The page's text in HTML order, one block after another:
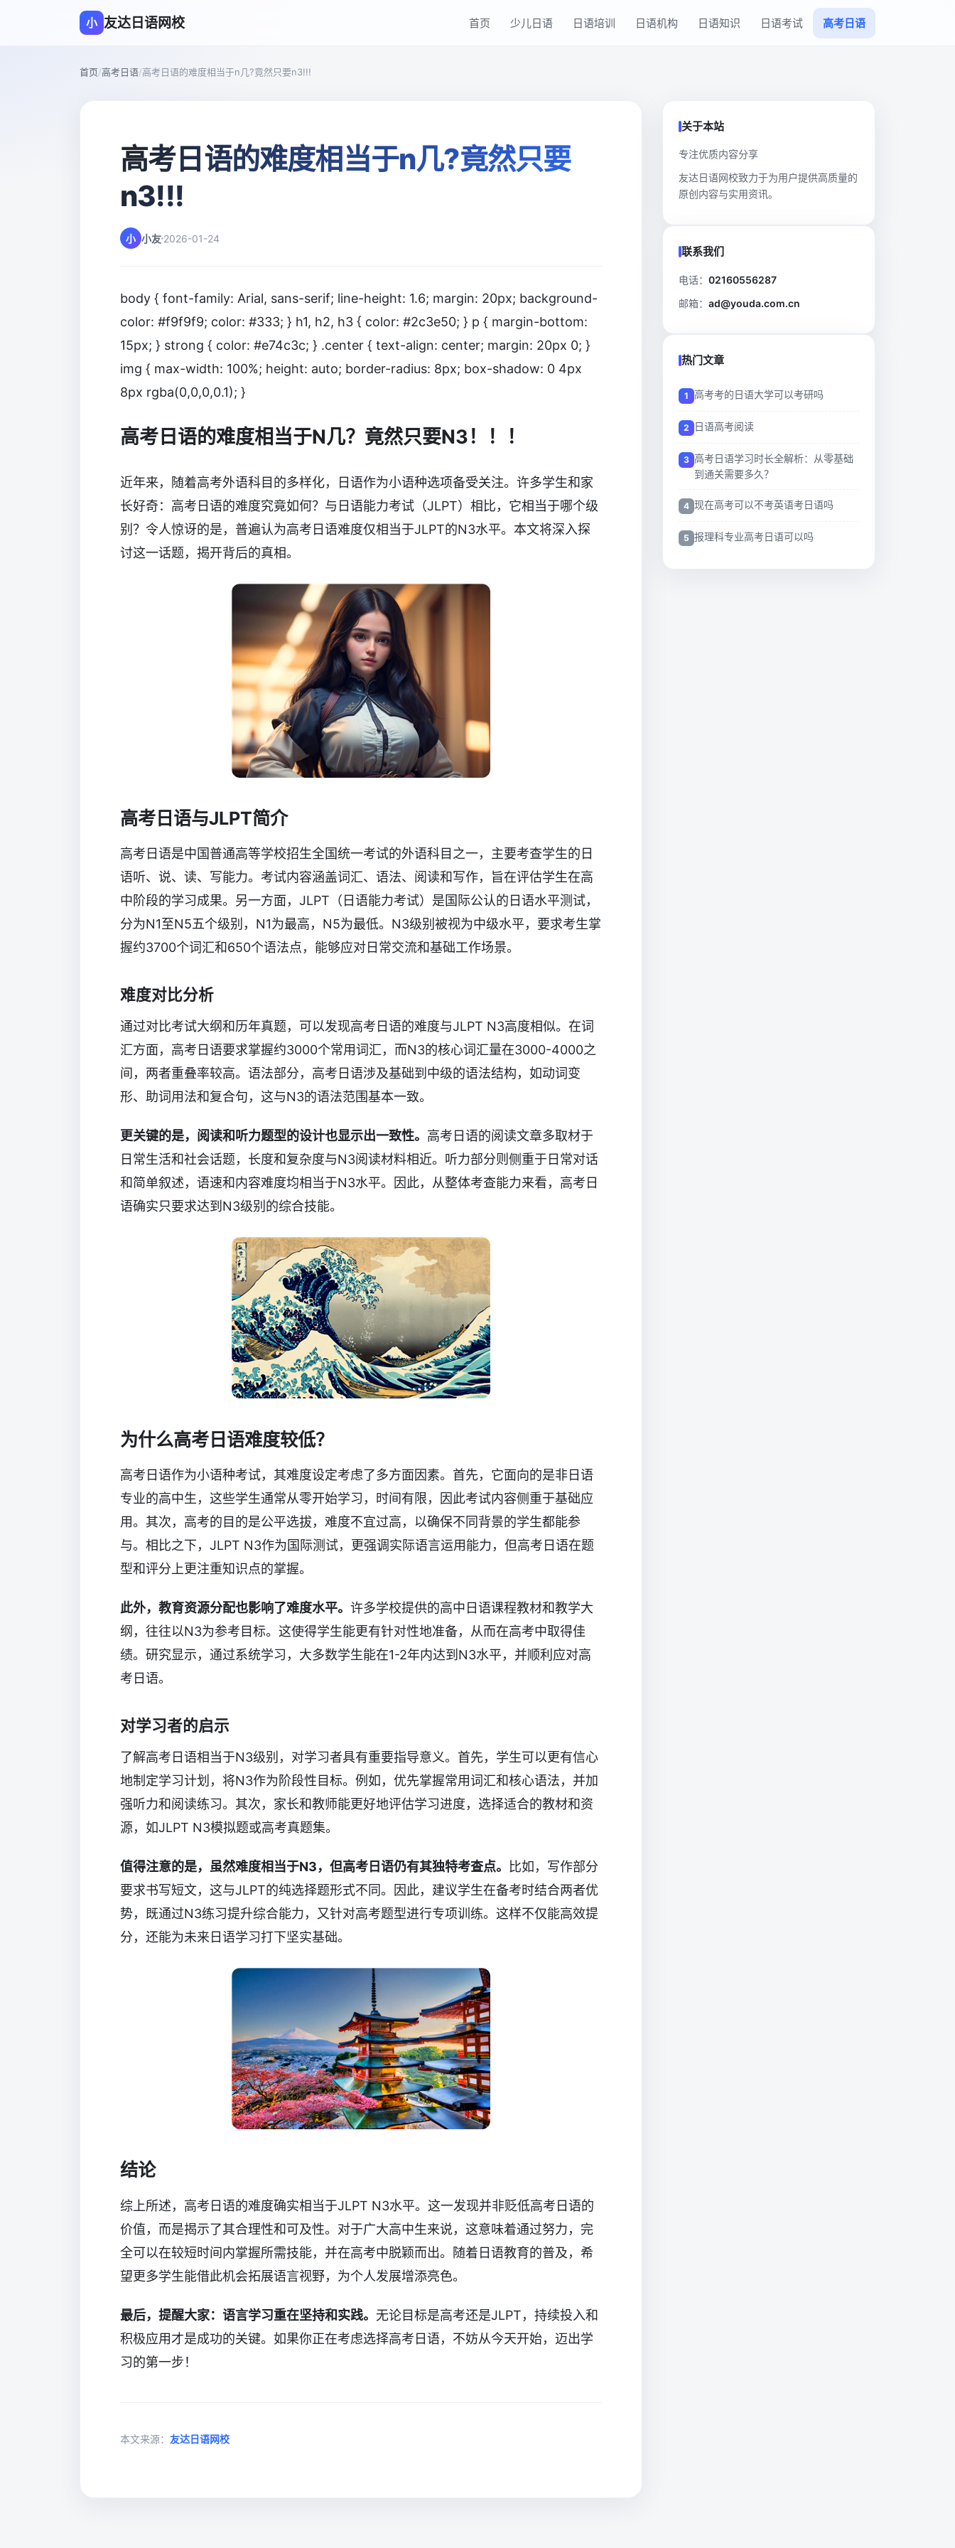
小 友达日语网校 首页 少儿日语 日语培训 日语机构 日语知识 日语考试 高考日语
首页/高考日语/高考日语的难度相当于n几?竟然只要n3!!!
高考日语的难度相当于n几?竟然只要
n3!!!
小 小友 2026-01-24
body { font-family: Arial, sans-serif; line-height: 1.6; margin: 20px; background-
color: #f9f9f9; color: #333; } h1, h2, h3 { color: #2c3e50; } p { margin-bottom:
15px; } strong { color: #e74c3c; } .center { text-align: center; margin: 20px 0; }
img { max-width: 100%; height: auto; border-radius: 8px; box-shadow: 0 4px
8px rgba(0,0,0,0.1); }
高考日语的难度相当于N几？竟然只要N3！！！
近年来，随着高考外语科目的多样化，日语作为小语种选项备受关注。许多学生和家
长好奇：高考日语的难度究竟如何？与日语能力考试（JLPT）相比，它相当于哪个级
别？令人惊讶的是，普遍认为高考日语难度仅相当于JLPT的N3水平。本文将深入探
讨这一话题，揭开背后的真相。
高考日语与JLPT简介
高考日语是中国普通高等学校招生全国统一考试的外语科目之一，主要考查学生的日
语听、说、读、写能力。考试内容涵盖词汇、语法、阅读和写作，旨在评估学生在高
中阶段的学习成果。另一方面，JLPT（日语能力考试）是国际公认的日语水平测试，
分为N1至N5五个级别，N1为最高，N5为最低。N3级别被视为中级水平，要求考生掌
握约3700个词汇和650个语法点，能够应对日常交流和基础工作场景。
难度对比分析
通过对比考试大纲和历年真题，可以发现高考日语的难度与JLPT N3高度相似。在词
汇方面，高考日语要求掌握约3000个常用词汇，而N3的核心词汇量在3000-4000之
间，两者重叠率较高。语法部分，高考日语涉及基础到中级的语法结构，如动词变
形、助词用法和复合句，这与N3的语法范围基本一致。
更关键的是，阅读和听力题型的设计也显示出一致性。 高考日语的阅读文章多取材于
日常生活和社会话题，长度和复杂度与N3阅读材料相近。听力部分则侧重于日常对话
和简单叙述，语速和内容难度均相当于N3水平。因此，从整体考查能力来看，高考日
语确实只要求达到N3级别的综合技能。
为什么高考日语难度较低？
高考日语作为小语种考试，其难度设定考虑了多方面因素。首先，它面向的是非日语
专业的高中生，这些学生通常从零开始学习，时间有限，因此考试内容侧重于基础应
用。其次，高考的目的是公平选拔，难度不宜过高，以确保不同背景的学生都能参
与。相比之下，JLPT N3作为国际测试，更强调实际语言运用能力，但高考日语在题
型和评分上更注重知识点的掌握。
此外，教育资源分配也影响了难度水平。 许多学校提供的高中日语课程教材和教学大
纲，往往以N3为参考目标。这使得学生能更有针对性地准备，从而在高考中取得佳
绩。研究显示，通过系统学习，大多数学生能在1-2年内达到N3水平，并顺利应对高
考日语。
对学习者的启示
了解高考日语相当于N3级别，对学习者具有重要指导意义。首先，学生可以更有信心
地制定学习计划，将N3作为阶段性目标。例如，优先掌握常用词汇和核心语法，并加
强听力和阅读练习。其次，家长和教师能更好地评估学习进度，选择适合的教材和资
源，如JLPT N3模拟题或高考真题集。
值得注意的是，虽然难度相当于N3，但高考日语仍有其独特考查点。
比如，写作部分
要求书写短文，这与JLPT的纯选择题形式不同。因此，建议学生在备考时结合两者优
势，既通过N3练习提升综合能力，又针对高考题型进行专项训练。这样不仅能高效提
分，还能为未来日语学习打下坚实基础。
结论
综上所述，高考日语的难度确实相当于JLPT N3水平。这一发现并非贬低高考日语的
价值，而是揭示了其合理性和可及性。对于广大高中生来说，这意味着通过努力，完
全可以在较短时间内掌握所需技能，并在高考中脱颖而出。随着日语教育的普及，希
望更多学生能借此机会拓展语言视野，为个人发展增添亮色。
最后，提醒大家：语言学习重在坚持和实践。 无论目标是高考还是JLPT，持续投入和
积极应用才是成功的关键。如果你正在考虑选择高考日语，不妨从今天开始，迈出学
习的第一步！
本文来源： 友达日语网校
关于本站
专注优质内容分享
友达日语网校致力于为用户提供高质量的
原创内容与实用资讯。
联系我们
电话： 02160556287
邮箱： ad@youda.com.cn
热门文章
高考考的日语大学可以考研吗
日语高考阅读
高考日语学习时长全解析：从零基础
到通关需要多久？
现在高考可以不考英语考日语吗
报理科专业高考日语可以吗